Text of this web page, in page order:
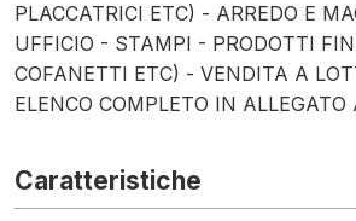
PLACCATRICI ETC) - ARREDO E
UFFICIO - STAMPI - PRODOTTI
COFANETTI ETC) - VENDITA A
ELENCO COMPLETO IN ALLEGATO
Caratteristiche